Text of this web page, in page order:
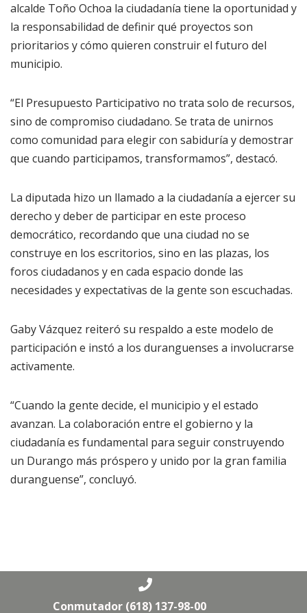
alcalde Toño Ochoa la ciudadanía tiene la oportunidad y
la responsabilidad de definir qué proyectos son
prioritarios y cómo quieren construir el futuro del
municipio.
“El Presupuesto Participativo no trata solo de recursos,
sino de compromiso ciudadano. Se trata de unirnos
como comunidad para elegir con sabiduría y demostrar
que cuando participamos, transformamos”, destacó.
La diputada hizo un llamado a la ciudadanía a ejercer su
derecho y deber de participar en este proceso
democrático, recordando que una ciudad no se
construye en los escritorios, sino en las plazas, los
foros ciudadanos y en cada espacio donde las
necesidades y expectativas de la gente son escuchadas.
Gaby Vázquez reiteró su respaldo a este modelo de
participación e instó a los duranguenses a involucrarse
activamente.
“Cuando la gente decide, el municipio y el estado
avanzan. La colaboración entre el gobierno y la
ciudadanía es fundamental para seguir construyendo
un Durango más próspero y unido por la gran familia
duranguense”, concluyó.
Conmutador (618) 137-98-00